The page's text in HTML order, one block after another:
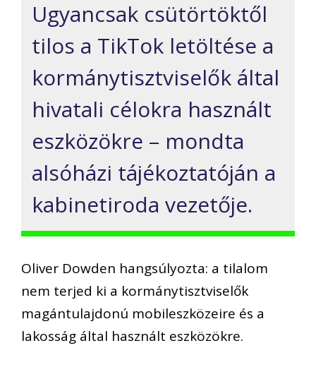
Ugyancsak csütörtöktől
tilos a TikTok letöltése a
kormánytisztviselők által
hivatali célokra használt
eszközökre – mondta
alsóházi tájékoztatóján a
kabinetiroda vezetője.
Oliver Dowden hangsúlyozta: a tilalom
nem terjed ki a kormánytisztviselők
magántulajdonú mobileszközeire és a
lakosság által használt eszközökre.